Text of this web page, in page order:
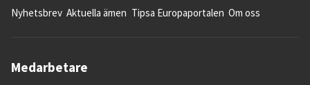
Nyhetsbrev Aktuella ämen Tipsa Europaportalen Om oss
Medarbetare